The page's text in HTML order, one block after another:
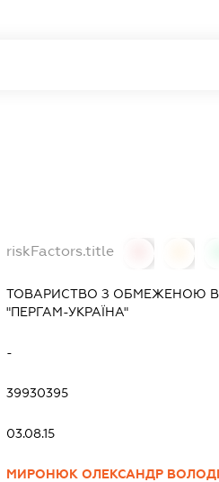
riskFactors.title
ТОВАРИСТВО З ОБМЕЖЕНОЮ
"ПЕРГАМ-УКРАЇНА"
-
39930395
03.08.15
МИРОНЮК ОЛЕКСАНДР